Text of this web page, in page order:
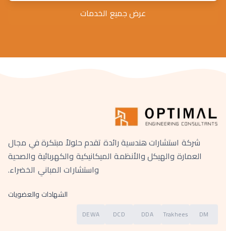
عرض جميع الخدمات
شركة استشارات هندسية رائدة تقدم حلولاً مبتكرة في مجال
العمارة والهيكل والأنظمة الميكانيكية والكهربائية والصحية
واستشارات المباني الخضراء.
الشهادات والعضويات
DM
Trakhees
DDA
DCD
DEWA